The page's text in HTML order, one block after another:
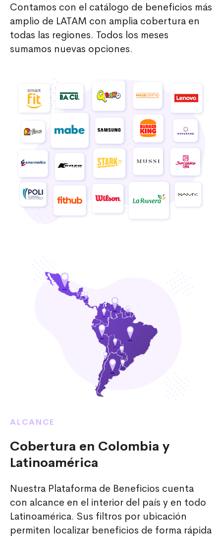
Contamos con el catálogo de beneficios más
amplio de LATAM con amplia cobertura en
todas las regiones. Todos los meses
sumamos nuevas opciones.
ALCANCE
Cobertura en Colombia y
Latinoamérica
Nuestra Plataforma de Beneficios cuenta
con alcance en el interior del país y en todo
Latinoamérica. Sus filtros por ubicación
permiten localizar beneficios de forma rápida